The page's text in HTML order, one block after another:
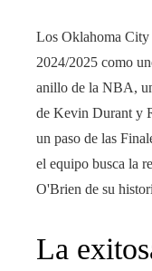
Los Oklahoma City
2024/2025 como
anillo de la NBA,
de Kevin Durant y
un paso de las
el equipo busca la
O'Brien de su
La